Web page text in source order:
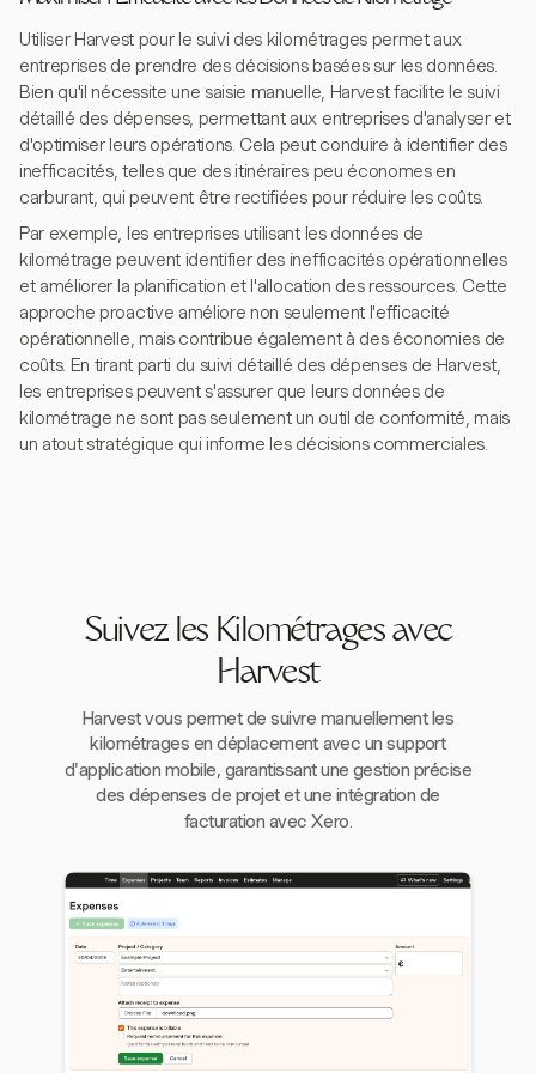
Utiliser Harvest pour le suivi des kilométrages permet aux
entreprises de prendre des décisions basées sur les données.
Bien qu'il nécessite une saisie manuelle, Harvest facilite le suivi
détaillé des dépenses, permettant aux entreprises d'analyser et
d'optimiser leurs opérations. Cela peut conduire à identifier des
inefficacités, telles que des itinéraires peu économes en
carburant, qui peuvent être rectifiées pour réduire les coûts.
Par exemple, les entreprises utilisant les données de
kilométrage peuvent identifier des inefficacités opérationnelles
et améliorer la planification et l'allocation des ressources. Cette
approche proactive améliore non seulement l'efficacité
opérationnelle, mais contribue également à des économies de
coûts. En tirant parti du suivi détaillé des dépenses de Harvest,
les entreprises peuvent s'assurer que leurs données de
kilométrage ne sont pas seulement un outil de conformité, mais
un atout stratégique qui informe les décisions commerciales.
Suivez les Kilométrages avec
Harvest
Harvest vous permet de suivre manuellement les
kilométrages en déplacement avec un support
d'application mobile, garantissant une gestion précise
des dépenses de projet et une intégration de
facturation avec Xero.